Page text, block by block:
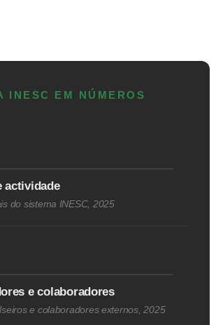
INESC EM NÚMEROS
actividade
do sistema INESC, 2025
e colaboradores
e colaboradores externos, 2025